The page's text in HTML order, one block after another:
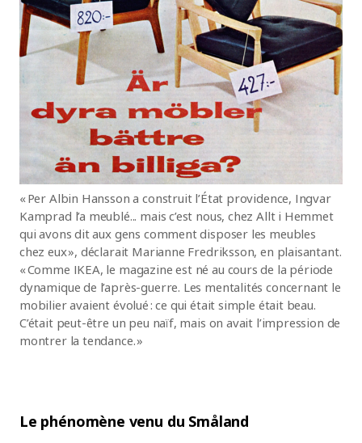
« Per Albin Hansson a construit l’État providence, Ingvar
Kamprad l’a meublé... mais c’est nous, chez Allt i Hemmet
qui avons dit aux gens comment disposer les meubles
chez eux », déclarait Marianne Fredriksson, en plaisantant.
« Comme IKEA, le magazine est né au cours de la période
dynamique de l’après-guerre. Les mentalités concernant le
mobilier avaient évolué : ce qui était simple était beau.
C’était peut-être un peu naïf, mais on avait l’impression de
montrer la tendance. »
Le phénomène venu du Småland